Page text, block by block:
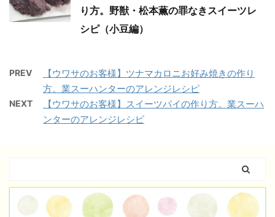
り方。野獣・松本薫の罪なきスイーツレ
シピ（小豆編）
PREV
【ウワサのお客様】ツナマカロニお好み焼きの作り
方。業スーハンターのアレンジレシピ
NEXT
【ウワサのお客様】スイーツパイの作り方。業スーハ
ンターのアレンジレシピ